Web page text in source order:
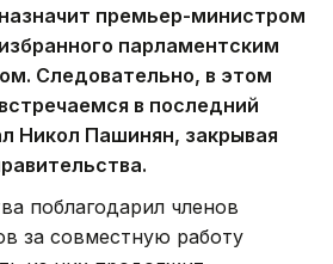
премьер-министром
парламентским
Следовательно, в этом
в последний
Никол Пашинян, закрывая
поблагодарил членов
за совместную работу